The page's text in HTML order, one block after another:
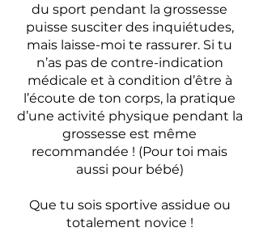
du sport pendant la grossesse
puisse susciter des inquiétudes,
mais laisse-moi te rassurer. Si tu
n’as pas de contre-indication
médicale et à condition d’être à
l’écoute de ton corps, la pratique
d’une activité physique pendant la
grossesse est même
recommandée ! (Pour toi mais
aussi pour bébé)
Que tu sois sportive assidue ou
totalement novice !